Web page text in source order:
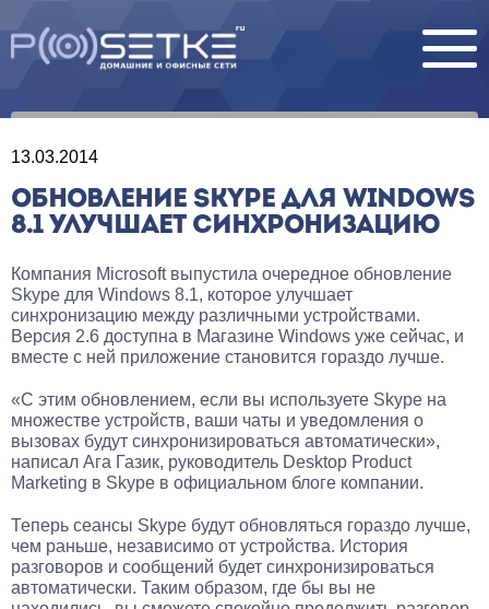
13.03.2014
ОБНОВЛЕНИЕ SKYPE ДЛЯ WINDOWS
8.1 УЛУЧШАЕТ СИНХРОНИЗАЦИЮ
Компания Microsoft выпустила очередное обновление
Skype для Windows 8.1, которое улучшает
синхронизацию между различными устройствами.
Версия 2.6 доступна в Магазине Windows уже сейчас, и
вместе с ней приложение становится гораздо лучше.
«С этим обновлением, если вы используете Skype на
множестве устройств, ваши чаты и уведомления о
вызовах будут синхронизироваться автоматически»,
написал Ага Газик, руководитель Desktop Product
Marketing в Skype в официальном блоге компании.
Теперь сеансы Skype будут обновляться гораздо лучше,
чем раньше, независимо от устройства. История
разговоров и сообщений будет синхронизироваться
автоматически. Таким образом, где бы вы не